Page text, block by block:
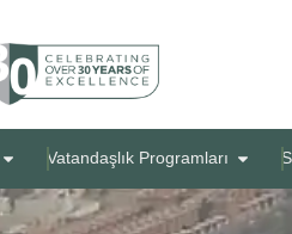
Vatandaşlık Programları